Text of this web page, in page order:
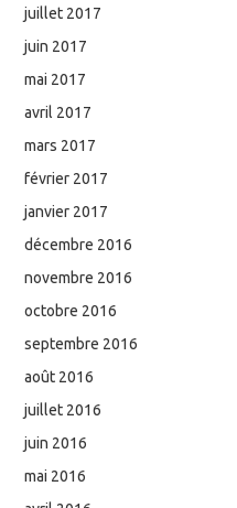
juillet 2017
juin 2017
mai 2017
avril 2017
mars 2017
février 2017
janvier 2017
décembre 2016
novembre 2016
octobre 2016
septembre 2016
août 2016
juillet 2016
juin 2016
mai 2016